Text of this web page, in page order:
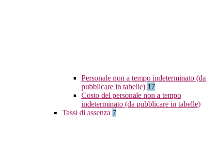
Personale non a tempo indeterminato (da
pubblicare in tabelle) 17
Costo del personale non a tempo
indeterminato (da pubblicare in tabelle)
Tassi di assenza 7